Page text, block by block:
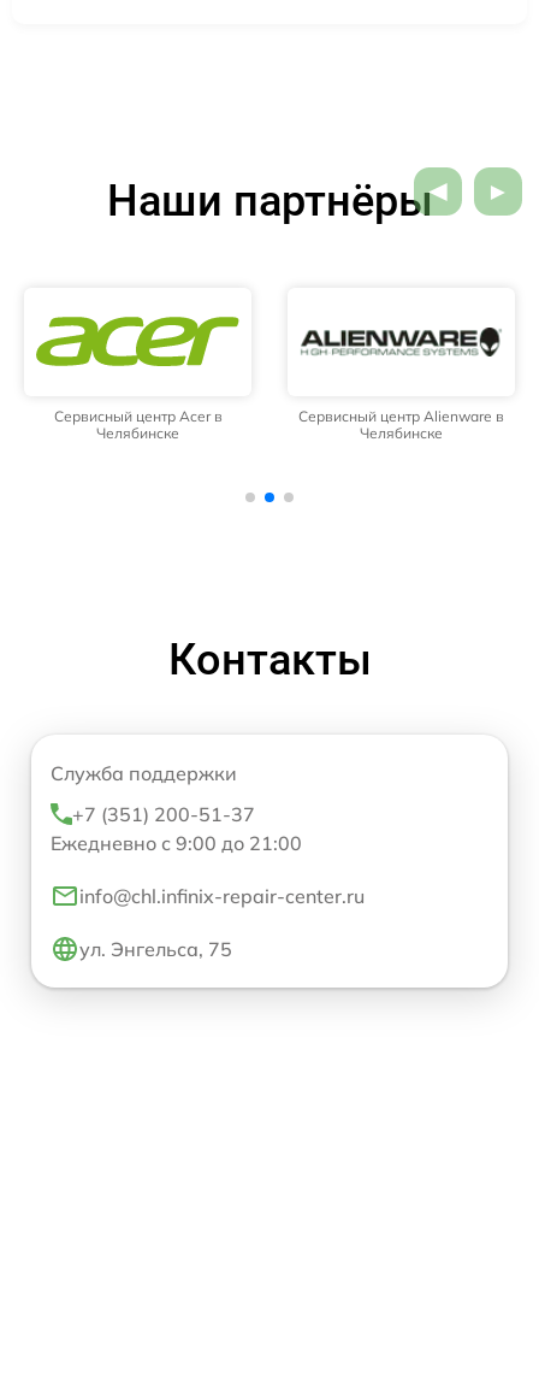
Наши партнёры
Сервисный центр Acer в
Челябинске
Сервисный центр Alienware в
Челябинске
Контакты
Служба поддержки
+7 (351) 200-51-37
Ежедневно с 9:00 до 21:00
info@chl.infinix-repair-center.ru
ул. Энгельса, 75